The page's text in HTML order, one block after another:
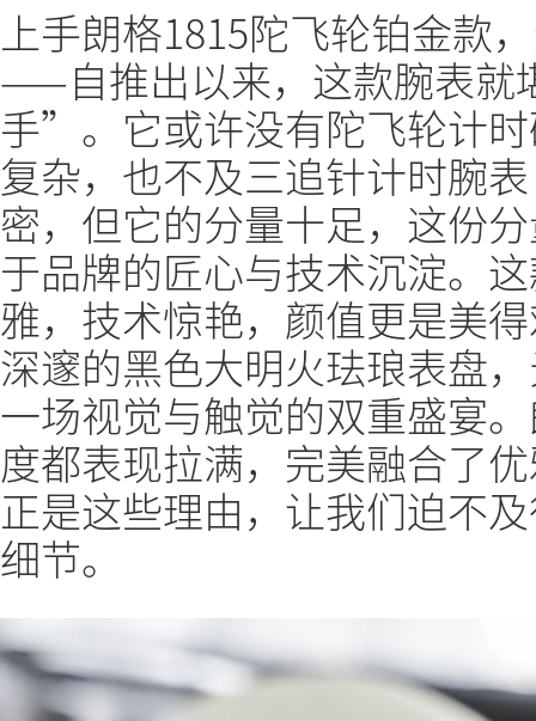
上手朗格1815陀飞轮铂金款
——自推出以来，这款腕表
手”。它或许没有陀飞轮计
复杂，也不及三追针计时腕
密，但它的分量十足，这份
于品牌的匠心与技术沉淀。
雅，技术惊艳，颜值更是美
深邃的黑色大明火珐琅表盘
一场视觉与触觉的双重盛宴
度都表现拉满，完美融合了
正是这些理由，让我们迫不
细节。